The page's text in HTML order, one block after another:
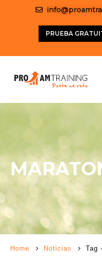
PRUEBA
Home Noticias Tag -